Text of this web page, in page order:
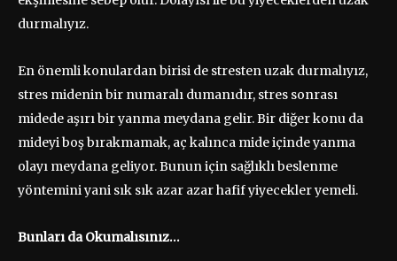
durmalıyız.
En önemli konulardan birisi de stresten uzak durmalıyız,
stres midenin bir numaralı dumanıdır, stres sonrası
midede aşırı bir yanma meydana gelir. Bir diğer konu da
mideyi boş bırakmamak, aç kalınca mide içinde yanma
olayı meydana geliyor. Bunun için sağlıklı beslenme
yöntemini yani sık sık azar azar hafif yiyecekler yemeli.
Bunları da Okumalısınız…